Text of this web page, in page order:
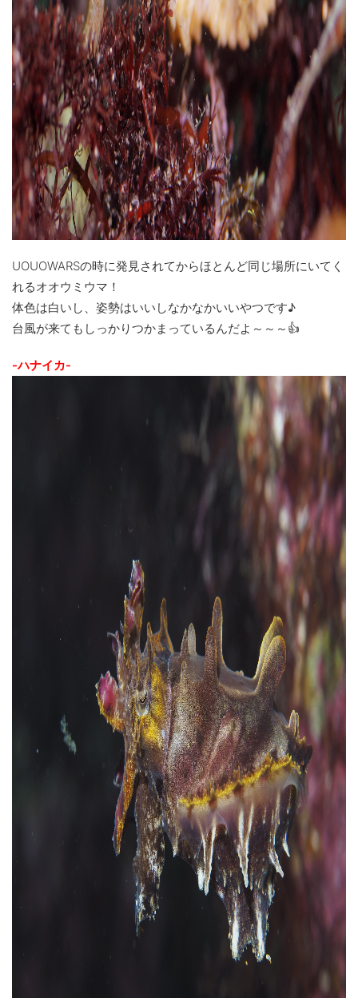
UOUOWARSの時に発見されてからほとんど同じ場所にいてく
れるオオウミウマ！
体色は白いし、姿勢はいいしなかなかいいやつです♪
台風が来てもしっかりつかまっているんだよ～～～👍
-ハナイカ-